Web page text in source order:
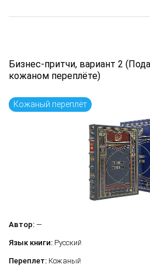
Бизнес-притчи, вариант 2
кожаном переплёте)
Кожаный переплёт
Автор: —
Язык книги: Русский
Переплет: Кожаный